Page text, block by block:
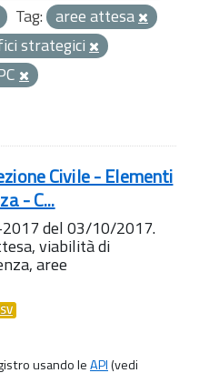
Tag: aree attesa
strategici
Civile - Elementi
- C...
del 03/10/2017.
viabilità di
aree
usando leAPI(vedi